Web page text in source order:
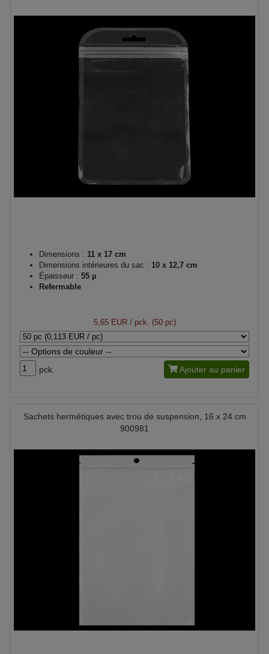
Dimensions : 11 x 17 cm
Dimensions intérieures du sac : 10 x 12,7 cm
Épaisseur : 55 µ
Refermable
5,65 EUR/ pck. (50 pc)
pck. Ajouter au panier
Sachets hermétiques avec trou de suspension, 16 x 24 cm
900981